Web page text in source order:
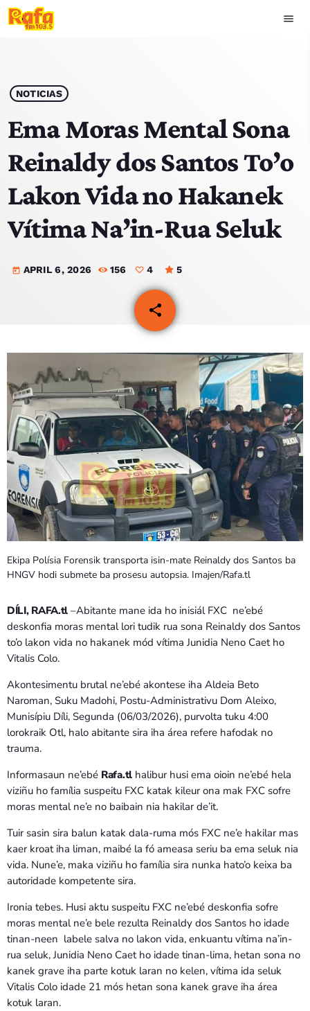
menu
play_arrow OUVIR RAFA
HOME
NOTISIA
EKIPA
TOP 15
VÍDEO SIRA
EVENTU SIRA
KONTAKTU SIRA
TÉTUM keyboard_arrow_down
TÉTUM
PORTUGUÊS
PRÓXIMOS PROGRAMAS
Bom dia RAFA
7:00 AM - 10:00 AM
Bom dia RAFA
7:00 AM - 9:00 AM
Bom dia RAFA
7:00 AM - 10:00 AM
NOTICIAS
Ema Moras Mental Sona
Reinaldy dos Santos To’o
Lakon Vida no Hakanek
Vítima Na’in-Rua Seluk
today APRIL 6, 2026 156 4 5
share
email
Ekipa Polísia Forensik transporta isin-mate Reinaldy dos Santos ba
HNGV hodi submete ba prosesu autopsia. Imajen/Rafa.tl
DÍLI, RAFA.tl –Abitante mane ida ho inisiál FXC ne’ebé
deskonfia moras mental lori tudik rua sona Reinaldy dos Santos
to’o lakon vida no hakanek mód vítima Junidia Neno Caet ho
Vitalis Colo.
Akontesimentu brutal ne’ebé akontese iha Aldeia Beto
Naroman, Suku Madohi, Postu-Administrativu Dom Aleixo,
Munisípiu Díli, Segunda (06/03/2026), purvolta tuku 4:00
lorokraik Otl, halo abitante sira iha área refere hafodak no
trauma.
Informasaun ne’ebé Rafa.tlhalibur husi ema oioin ne’ebé hela
viziñu ho família suspeitu FXC katak kileur ona mak FXC sofre
moras mental ne’e no baibain nia hakilar de’it.
Tuir sasin sira balun katak dala-ruma mós FXC ne’e hakilar mas
kaer kroat iha liman, maibé la fó ameasa seriu ba ema seluk nia
vida. Nune’e, maka viziñu ho família sira nunka hato’o keixa ba
autoridade kompetente sira.
Ironia tebes. Husi aktu suspeitu FXC ne’ebé deskonfia sofre
moras mental ne’e bele rezulta Reinaldy dos Santos ho idade
tinan-neen labele salva no lakon vida, enkuantu vítima na’in-
rua seluk, Junidia Neno Caet ho idade tinan-lima, hetan sona no
kanek grave iha parte kotuk laran no kelen, vítima ida seluk
Vitalis Colo idade 21 mós hetan sona kanek grave iha área
kotuk laran.